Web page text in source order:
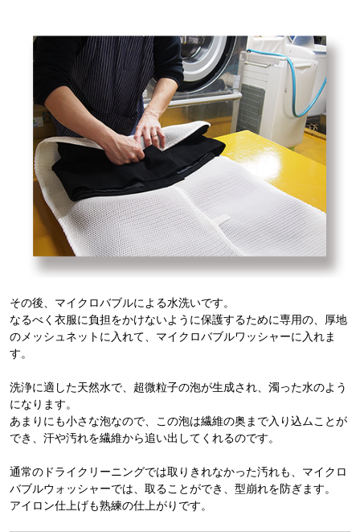
その後、マイクロバブルによる水洗いです。
なるべく衣服に負担をかけないように保護するために専用の、厚地
のメッシュネットに入れて、マイクロバブルワッシャーに入れま
す。
洗浄に適した天然水で、超微粒子の泡が生成され、濁った水のよう
になります。
あまりにも小さな泡なので、この泡は繊維の奥まで入り込ムことが
でき、汗や汚れを繊維から追い出してくれるのです。
通常のドライクリーニングでは取りきれなかった汚れも、マイクロ
バブルウォッシャーでは、取ることができ、型崩れを防ぎます。
アイロン仕上げも熟練の仕上がりです。